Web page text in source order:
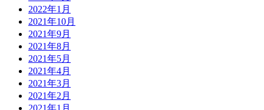
2022年1月
2021年10月
2021年9月
2021年8月
2021年5月
2021年4月
2021年3月
2021年2月
2021年1月